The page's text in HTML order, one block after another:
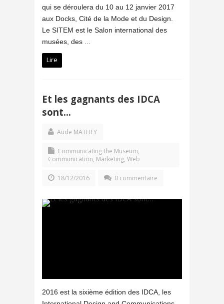
qui se déroulera du 10 au 12 janvier 2017
aux Docks, Cité de la Mode et du Design.
Le SITEM est le Salon international des
musées, des ...
Lire
Et les gagnants des IDCA
sont…
Aude MATHEY
Communicating the Museum,
Communication, Marketing, Web
18/12/2016 0 commentaire
2016 est la sixième édition des IDCA, les